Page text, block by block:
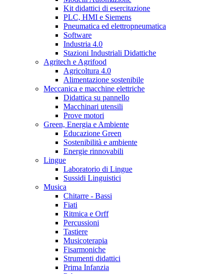
Kit didattici di esercitazione
PLC, HMI e Siemens
Pneumatica ed elettropneumatica
Software
Industria 4.0
Stazioni Industriali Didattiche
Agritech e Agrifood
Agricoltura 4.0
Alimentazione sostenibile
Meccanica e macchine elettriche
Didattica su pannello
Macchinari utensili
Prove motori
Green, Energia e Ambiente
Educazione Green
Sostenibilità e ambiente
Energie rinnovabili
Lingue
Laboratorio di Lingue
Sussidi Linguistici
Musica
Chitarre - Bassi
Fiati
Ritmica e Orff
Percussioni
Tastiere
Musicoterapia
Fisarmoniche
Strumenti didattici
Prima Infanzia